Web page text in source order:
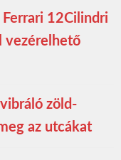
12Cilindri
vezérelhető
zöld-
az utcákat